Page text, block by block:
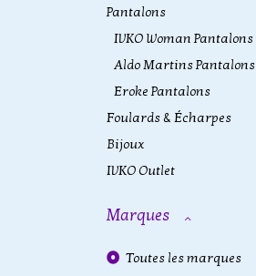
Pantalons
IVKO Woman Pantalons
Aldo Martins Pantalons
Eroke Pantalons
Foulards & Écharpes
Bijoux
IVKO Outlet
Marques
Toutes les marques